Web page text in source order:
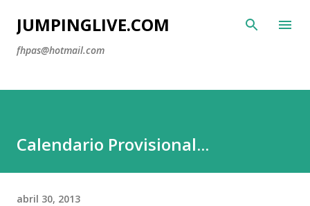
Ir al contenido principal
JUMPINGLIVE.COM
fhpas@hotmail.com
Calendario Provisional...
abril 30, 2013